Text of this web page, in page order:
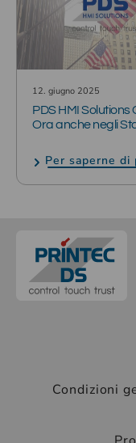
12. giugno 2025
PDS HMI Solutions
Ora anche negli
Per saperne di
Condizioni